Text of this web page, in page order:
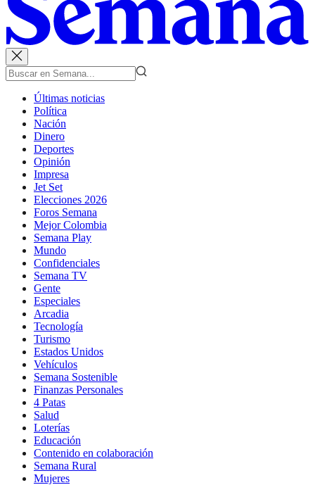
Últimas noticias
Política
Nación
Dinero
Deportes
Opinión
Impresa
Jet Set
Elecciones 2026
Foros Semana
Mejor Colombia
Semana Play
Mundo
Confidenciales
Semana TV
Gente
Especiales
Arcadia
Tecnología
Turismo
Estados Unidos
Vehículos
Semana Sostenible
Finanzas Personales
4 Patas
Salud
Loterías
Educación
Contenido en colaboración
Semana Rural
Mujeres